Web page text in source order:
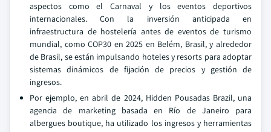
aspectos como el Carnaval y los eventos deportivos
internacionales. Con la inversión anticipada en
infraestructura de hostelería antes de eventos de turismo
mundial, como COP30 en 2025 en Belém, Brasil, y alrededor
de Brasil, se están impulsando hoteles y resorts para adoptar
sistemas dinámicos de fijación de precios y gestión de
ingresos.
Por ejemplo, en abril de 2024, Hidden Pousadas Brazil, una
agencia de marketing basada en Río de Janeiro para
albergues boutique, ha utilizado los ingresos y herramientas